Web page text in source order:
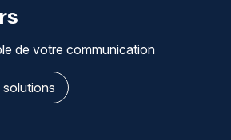
de votre communication